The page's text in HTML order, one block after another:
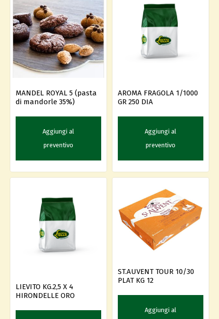
MANDEL ROYAL 5 (pasta
di mandorle 35%)
Aggiungi al
preventivo
AROMA FRAGOLA 1/1000
GR 250 DIA
Aggiungi al
preventivo
LIEVITO KG.2,5 X 4
HIRONDELLE ORO
ST.AUVENT TOUR 10/30
PLAT KG 12
Aggiungi al